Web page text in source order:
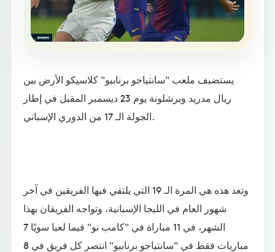
يستضيف ملعب "سانتياجو برنابيو" كلاسيكو الأرض بين
ريال مدريد وبرشلونة يوم 23 ديسمبر المقبل في إطار
الجولة الـ 17 من الدوري الإسباني.
وتعد هذه هي المرة الـ 19 التي يلتقي فيها الفريقين في آخر
شهور العام في الليجا الإسبانية، وتواجه الفريقان بهذا
الشهر، في 11 مباراة في "كامب نو" فيما لعبا سويًا 7
مباريات فقط في "سانتياجو برنابيو" انتصر كل فريق في 8